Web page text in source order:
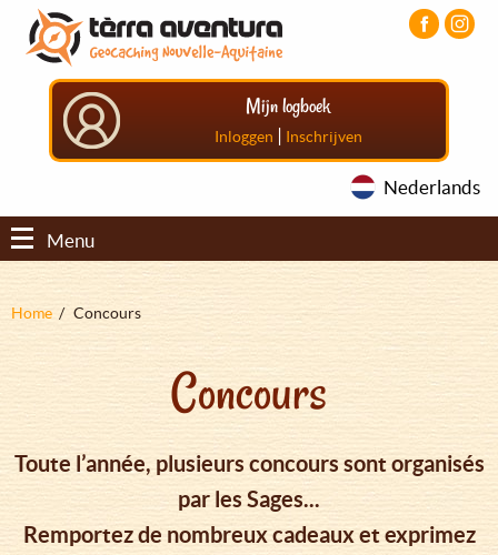
Overslaan
naar
Aller
menu
principal
Aller
pied
Mijn logboek
Inloggen | Inschrijven
Nederlands
Menu
Kruimelpad
Home Concours
Concours
Toute l’année, plusieurs concours sont organisés
par les Sages...
Remportez de nombreux cadeaux et exprimez